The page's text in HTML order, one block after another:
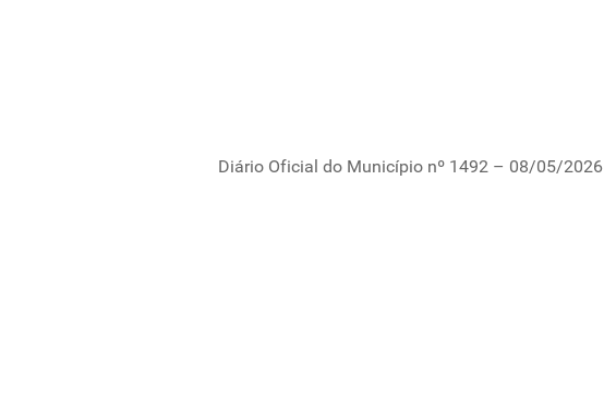
Diário Oficial do Município nº 1492 – 08/05/2026